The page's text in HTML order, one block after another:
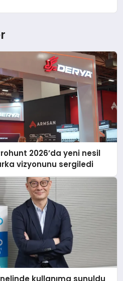
2026’da yeni nesil
vizyonunu sergiledi
kullanıma sunuldu